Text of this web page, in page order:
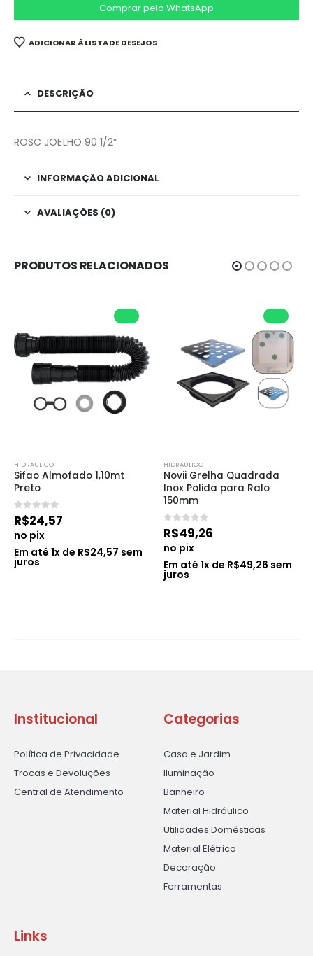
Comprar pelo WhatsApp
ADICIONAR À LISTA DE DESEJOS
DESCRIÇÃO
ROSC JOELHO 90 1/2″
INFORMAÇÃO ADICIONAL
AVALIAÇÕES (0)
PRODUTOS RELACIONADOS
HIDRAULICO
Sifao Almofado 1,10mt
Preto
0de 5
R$24,57
no pix
Em até 1x de R$24,57 sem
juros
HIDRAULICO
Novii Grelha Quadrada
Inox Polida para Ralo
150mm
0de 5
R$49,26
no pix
Em até 1x de R$49,26 sem
juros
Institucional
Política de Privacidade
Trocas e Devoluções
Central de Atendimento
Categorias
Casa e Jardim
Iluminação
Banheiro
Material Hidráulico
Utilidades Domésticas
Material Elétrico
Decoração
Ferramentas
Links